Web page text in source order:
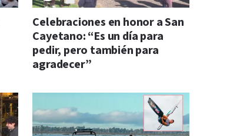
Celebraciones en honor a San
Cayetano: “Es un día para
pedir, pero también para
agradecer”